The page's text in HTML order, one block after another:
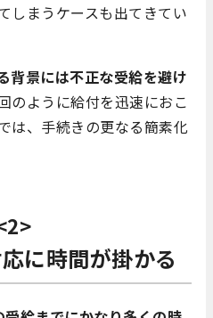
しまうケースも出てきてい
背景には不正な受給を避け
のように給付を迅速におこ
は、手続きの更なる簡素化
に時間が掛かる